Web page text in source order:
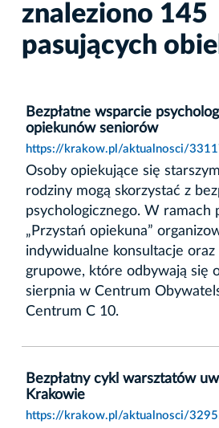
znaleziono 145
pasujących
Bezpłatne wsparcie
opiekunów seniorów
https://krakow.pl/aktualnosci/
Osoby opiekujące się
rodziny mogą skorzystać z
psychologicznego. W ramach
„Przystań opiekuna”
indywidualne konsultacje
grupowe, które odbywają się
sierpnia w Centrum
Centrum C 10.
Bezpłatny cykl warsztatów
Krakowie
https://krakow.pl/aktualnosci/